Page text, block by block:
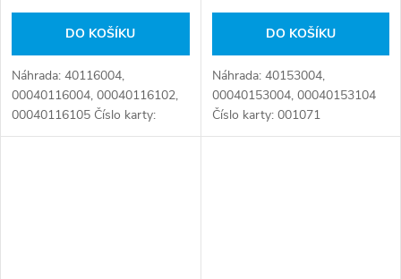
DO KOŠÍKU
Náhrada: 40116004,
00040116004, 00040116102,
00040116105 Číslo karty:
001233
DO KOŠÍKU
Náhrada: 40153004,
00040153004, 00040153104
Číslo karty: 001071